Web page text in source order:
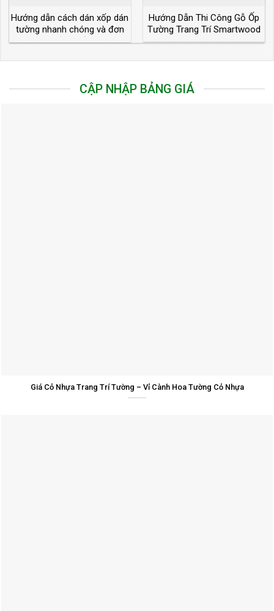
Hướng dẫn cách dán xốp dán
tường nhanh chóng và đơn
giản nhất
Hướng Dẫn Thi Công Gỗ Ốp
Tường Trang Trí Smartwood
CẬP NHẬP BẢNG GIÁ
Giá Cỏ Nhựa Trang Trí Tường – Vỉ Cành Hoa Tường Cỏ Nhựa